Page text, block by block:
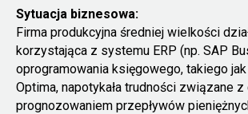
Sytuacja biznesowa:
Firma produkcyjna średniej wielkości
korzystająca z systemu ERP (np. SAP
oprogramowania księgowego, takiego jak
Optima, napotykała trudności związane z
prognozowaniem przepływów